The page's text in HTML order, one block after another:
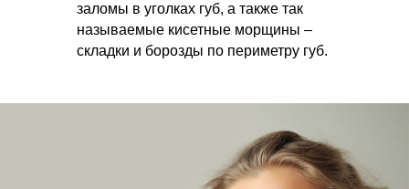
заломы в уголках губ, а также так
называемые кисетные морщины –
складки и борозды по периметру губ.